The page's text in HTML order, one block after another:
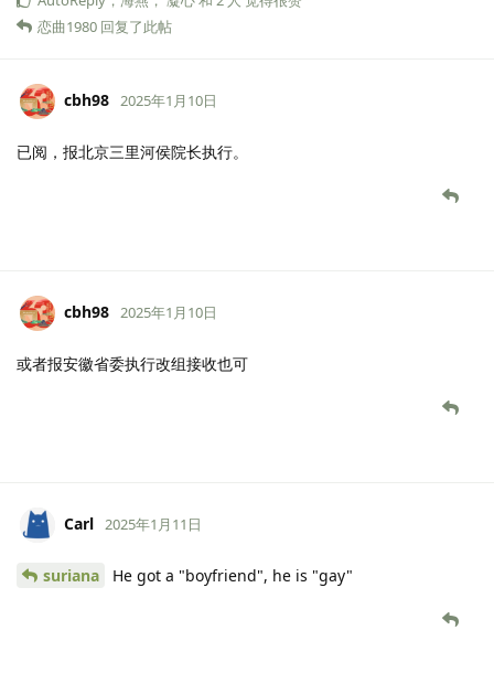
恋曲1980 回复了此帖
cbh98 2025年1月10日
已阅，报北京三里河侯院长执行。
cbh98 2025年1月10日
或者报安徽省委执行改组接收也可
Carl 2025年1月11日
suriana He got a "boyfriend", he is "gay"